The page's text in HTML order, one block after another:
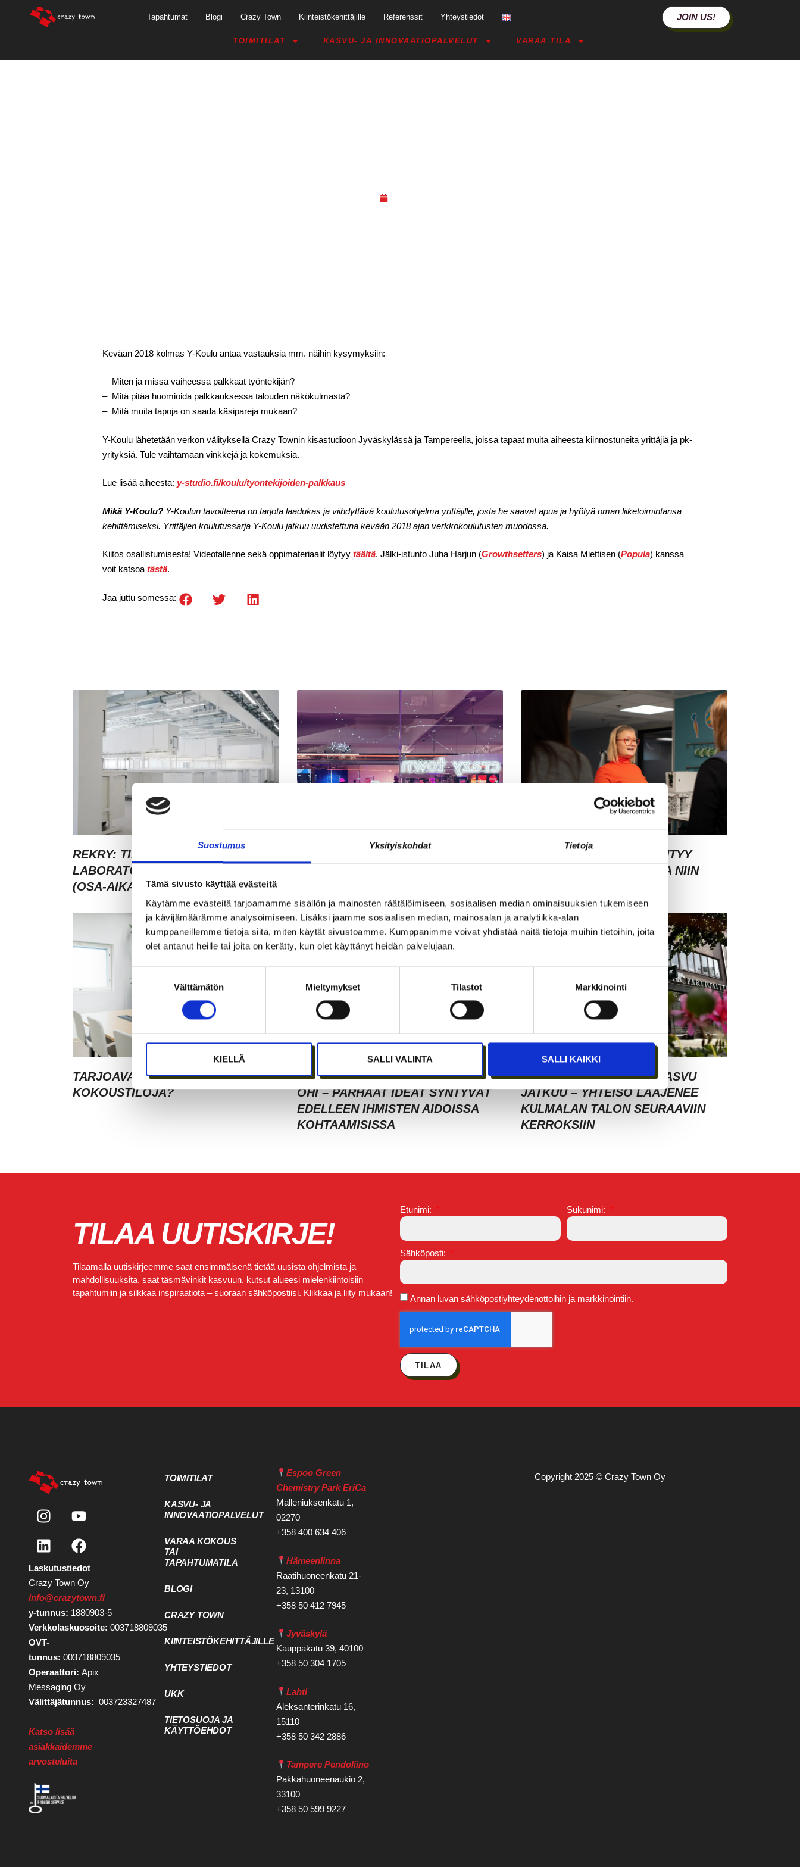
Suostumus Yksityiskohdat Tietoja
Tämä sivusto käyttää evästeitä
Käytämme evästeitä tarjoamamme sisällön ja mainosten räätälöimiseen, sosiaalisen median ominaisuuksien tukemiseen
ja kävijämäärämme analysoimiseen. Lisäksi jaamme sosiaalisen median, mainosalan ja analytiikka-alan
kumppaneillemme tietoja siitä, miten käytät sivustoamme. Kumppanimme voivat yhdistää näitä tietoja muihin tietoihin, joita
olet antanut heille tai joita on kerätty, kun olet käyttänyt heidän palvelujaan.
Suostumuksen
Välttämätön Mieltymykset Tilastot Markkinointi
KIELLÄ SALLI VALINTA SALLI KAIKKI
Tapahtumat Blogi Crazy Town Kiinteistökehittäjille Referenssit Yhteystiedot JOIN US!
TOIMITILAT KASVU- JA INNOVAATIOPALVELUT VARAA TILA
Kevään 2018 kolmas Y-Koulu antaa vastauksia mm. näihin kysymyksiin:
– Miten ja missä vaiheessa palkkaat työntekijän?
– Mitä pitää huomioida palkkauksessa talouden näkökulmasta?
– Mitä muita tapoja on saada käsipareja mukaan?
Y-Koulu lähetetään verkon välityksellä Crazy Townin kisastudioon Jyväskylässä ja Tampereella, joissa tapaat muita aiheesta kiinnostuneita yrittäjiä ja pk-
yrityksiä. Tule vaihtamaan vinkkejä ja kokemuksia.
Lue lisää aiheesta: y-studio.fi/koulu/tyontekijoiden-palkkaus
Mikä Y-Koulu? Y-Koulun tavoitteena on tarjota laadukas ja viihdyttävä koulutusohjelma yrittäjille, josta he saavat apua ja hyötyä oman liiketoimintansa
kehittämiseksi. Yrittäjien koulutussarja Y-Koulu jatkuu uudistettuna kevään 2018 ajan verkkokoulutusten muodossa.
Kiitos osallistumisesta! Videotallenne sekä oppimateriaalit löytyy täältä. Jälki-istunto Juha Harjun (Growthsetters) ja Kaisa Miettisen (Popula) kanssa
voit katsoa tästä.
Jaa juttu somessa:
REKRY: TILA- JA
LABORATORIOKOORDINAATTORI
(OSA-AIKAINEN)
JÄSENEN KYNÄSTÄ – TILA
ASIAKASYMMÄRRYS SYNTYY
IHMISTEN KESKELLÄ – JA NIIN
TARJOAVATKO COWORKING-TILAT
KOKOUSTILOJA?
ETÄTYÖN HONEYMOON-VAIHE ON
OHI – PARHAAT IDEAT SYNTYVÄT
EDELLEEN IHMISTEN AIDOISSA
KOHTAAMISISSA
CRAZY TOWN LAHDEN KASVU
JATKUU – YHTEISÖ LAAJENEE
KULMALAN TALON SEURAAVIIN
KERROKSIIN
TILAA UUTISKIRJE!
Tilaamalla uutiskirjeemme saat ensimmäisenä tietää uusista ohjelmista ja
mahdollisuuksita, saat täsmävinkit kasvuun, kutsut alueesi mielenkiintoisiin
tapahtumiin ja silkkaa inspiraatiota – suoraan sähköpostiisi. Klikkaa ja liity mukaan!
Etunimi: Sukunimi:
Sähköposti:
Annan luvan sähköpostiyhteydenottoihin ja markkinointiin.
TILAA
Laskutustiedot
Crazy Town Oy
info@crazytown.fi
y-tunnus: 1880903-5
Verkkolaskuosoite: 003718809035
OVT-
tunnus: 003718809035
Operaattori: Apix
Messaging Oy
Välittäjätunnus: 003723327487
Katso lisää
asiakkaidemme
arvosteluita
TOIMITILAT
KASVU- JA
INNOVAATIOPALVELUT
VARAA KOKOUS
TAI
TAPAHTUMATILA
BLOGI
CRAZY TOWN
KIINTEISTÖKEHITTÄJILLE
YHTEYSTIEDOT
UKK
TIETOSUOJA JA
KÄYTTÖEHDOT
Espoo Green
Chemistry Park EriCa
Malleniuksenkatu 1,
02270
+358 400 634 406
Hämeenlinna
Raatihuoneenkatu 21-
23, 13100
+358 50 412 7945
Jyväskylä
Kauppakatu 39, 40100
+358 50 304 1705
Lahti
Aleksanterinkatu 16,
15110
+358 50 342 2886
Tampere Pendoliino
Pakkahuoneenaukio 2,
33100
+358 50 599 9227
Copyright 2025 © Crazy Town Oy